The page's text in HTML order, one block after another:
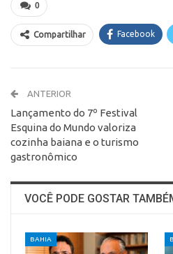
0
Compartilhar Facebook
ANTERIOR
Lançamento do 7º Festival
Esquina do Mundo valoriza
cozinha baiana e o turismo
gastronômico
VOCÊ PODE GOSTAR
BAHIA